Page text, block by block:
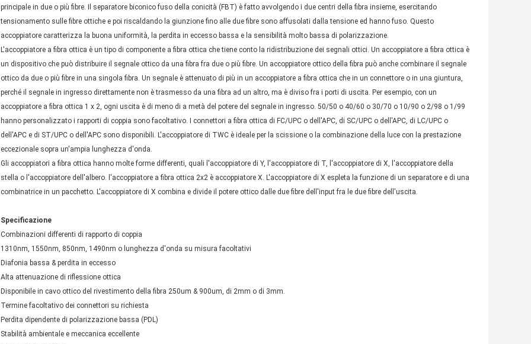
principale in due o più fibre. Il separatore biconico fuso della conicità (FBT) è fatto avvolgendo i due centri della fibra insieme, esercitando
tensionamento sulle fibre ottiche e poi riscaldando la giunzione fino alle due fibre sono affusolati dalla tensione ed hanno fuso. Questo
accoppiatore caratterizza la buona uniformità, la perdita in eccesso bassa e la sensibilità molto bassa di polarizzazione.
L'accoppiatore a fibra ottica è un tipo di componente a fibra ottica che tiene conto la ridistribuzione dei segnali ottici. Un accoppiatore a fibra ottica è
un dispositivo che può distribuire il segnale ottico da una fibra fra due o più fibre. Un accoppiatore ottico della fibra può anche combinare il segnale
ottico da due o più fibre in una singola fibra. Un segnale è attenuato di più in un accoppiatore a fibra ottica che in un connettore o in una giuntura,
perché il segnale in ingresso direttamente non è trasmesso da una fibra ad un altro, ma è diviso fra i porti di uscita. Per esempio, con un
accoppiatore a fibra ottica 1 x 2, ogni uscita è di meno di a metà del potere del segnale in ingresso. 50/50 o 40/60 o 30/70 o 10/90 o 2/98 o 1/99
hanno personalizzato i rapporti di coppia sono facoltativo. I connettori a fibra ottica di FC/UPC o dell'APC, di SC/UPC o dell'APC, di LC/UPC o
dell'APC e di ST/UPC o dell'APC sono disponibili. L'accoppiatore di TWC è ideale per la scissione o la combinazione della luce con la prestazione
eccezionale sopra un'ampia lunghezza d'onda.
Gli accoppiatori a fibra ottica hanno molte forme differenti, quali l'accoppiatore di Y, l'accoppiatore di T, l'accoppiatore di X, l'accoppiatore della
stella o l'accoppiatore dell'albero. l'accoppiatore a fibra ottica 2x2 è accoppiatore X. L'accoppiatore di X espleta la funzione di un separatore e di una
combinatrice in un pacchetto. L'accoppiatore di X combina e divide il potere ottico dalle due fibre dell'input fra le due fibre dell'uscita.
Specificazione
Combinazioni differenti di rapporto di coppia
1310nm, 1550nm, 850nm, 1490nm o lunghezza d'onda su misura facoltativi
Diafonia bassa & perdita in eccesso
Alta attenuazione di riflessione ottica
Disponibile in cavo ottico del rivestimento della fibra 250um & 900um, di 2mm o di 3mm.
Termine facoltativo dei connettori su richiesta
Perdita dipendente di polarizzazione bassa (PDL)
Stabilità ambientale e meccanica eccellente